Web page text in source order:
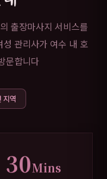
출장마사지 서비스를
관리사가 여수 내 호
문합니다
지역
30Mins